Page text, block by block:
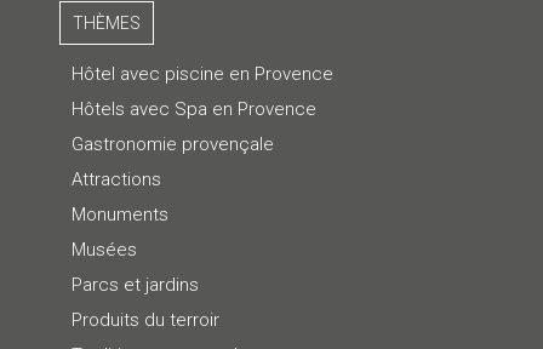
THÈMES
Hôtel avec piscine en Provence
Hôtels avec Spa en Provence
Gastronomie provençale
Attractions
Monuments
Musées
Parcs et jardins
Produits du terroir